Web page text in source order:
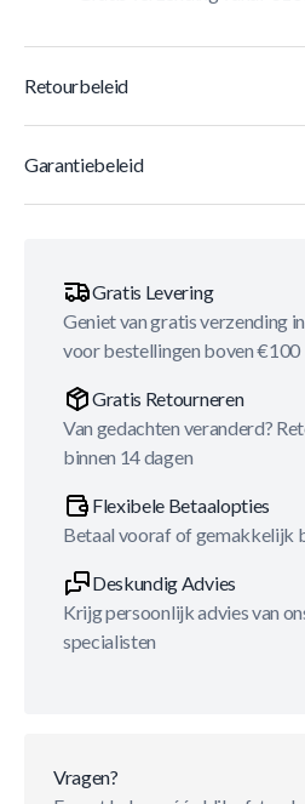
Retourbeleid
Garantiebeleid
Gratis Levering
Geniet van gratis verzending
voor bestellingen boven €100
Gratis Retourneren
Van gedachten veranderd?
binnen 14 dagen
Flexibele Betaalopties
Betaal vooraf of gemakkelijk
Deskundig Advies
Krijg persoonlijk advies van
specialisten
Vragen?